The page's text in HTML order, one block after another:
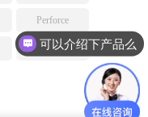
Perforce
2025年
可以介绍下产品么